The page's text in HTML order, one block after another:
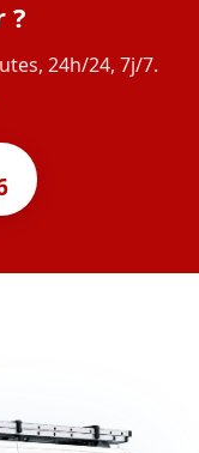
?
24h/24, 7j/7.